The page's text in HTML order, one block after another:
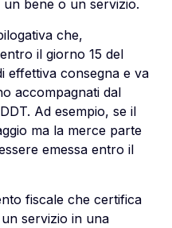
bene o un servizio.
che,
il giorno 15 del
effettiva consegna e va
accompagnati dal
Ad esempio, se il
ma la merce parte
emessa entro il
fiscale che certifica
servizio in una